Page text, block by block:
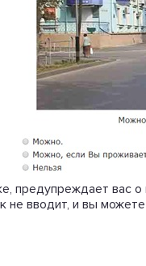
предупреждает вас
не вводит, и вы